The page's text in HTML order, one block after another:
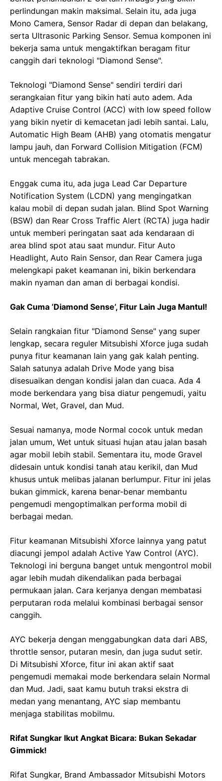
perlindungan makin maksimal. Selain itu, ada juga
Mono Camera, Sensor Radar di depan dan belakang,
serta Ultrasonic Parking Sensor. Semua komponen ini
bekerja sama untuk mengaktifkan beragam fitur
canggih dari teknologi "Diamond Sense".
Teknologi "Diamond Sense" sendiri terdiri dari
serangkaian fitur yang bikin hati auto adem. Ada
Adaptive Cruise Control (ACC) with low speed follow
yang bikin nyetir di kemacetan jadi lebih santai. Lalu,
Automatic High Beam (AHB) yang otomatis mengatur
lampu jauh, dan Forward Collision Mitigation (FCM)
untuk mencegah tabrakan.
Enggak cuma itu, ada juga Lead Car Departure
Notification System (LCDN) yang mengingatkan
kalau mobil di depan sudah jalan. Blind Spot Warning
(BSW) dan Rear Cross Traffic Alert (RCTA) juga hadir
untuk memberi peringatan saat ada kendaraan di
area blind spot atau saat mundur. Fitur Auto
Headlight, Auto Rain Sensor, dan Rear Camera juga
melengkapi paket keamanan ini, bikin berkendara
makin nyaman dan aman di berbagai kondisi.
Gak Cuma ‘Diamond Sense’, Fitur Lain Juga Mantul!
Selain rangkaian fitur "Diamond Sense" yang super
lengkap, secara reguler Mitsubishi Xforce juga sudah
punya fitur keamanan lain yang gak kalah penting.
Salah satunya adalah Drive Mode yang bisa
disesuaikan dengan kondisi jalan dan cuaca. Ada 4
mode berkendara yang bisa diatur pengemudi, yaitu
Normal, Wet, Gravel, dan Mud.
Sesuai namanya, mode Normal cocok untuk medan
jalan umum, Wet untuk situasi hujan atau jalan basah
agar mobil lebih stabil. Sementara itu, mode Gravel
didesain untuk kondisi tanah atau kerikil, dan Mud
khusus untuk melibas jalanan berlumpur. Fitur ini jelas
bukan gimmick, karena benar-benar membantu
pengemudi mengoptimalkan performa mobil di
berbagai medan.
Fitur keamanan Mitsubishi Xforce lainnya yang patut
diacungi jempol adalah Active Yaw Control (AYC).
Teknologi ini berguna banget untuk mengontrol mobil
agar lebih mudah dikendalikan pada berbagai
permukaan jalan. Cara kerjanya dengan membatasi
perputaran roda melalui kombinasi berbagai sensor
canggih.
AYC bekerja dengan menggabungkan data dari ABS,
throttle sensor, putaran mesin, dan juga sudut setir.
Di Mitsubishi Xforce, fitur ini akan aktif saat
pengemudi memakai mode berkendara selain Normal
dan Mud. Jadi, saat kamu butuh traksi ekstra di
medan yang menantang, AYC siap membantu
menjaga stabilitas mobilmu.
Rifat Sungkar Ikut Angkat Bicara: Bukan Sekadar
Gimmick!
Rifat Sungkar, Brand Ambassador Mitsubishi Motors